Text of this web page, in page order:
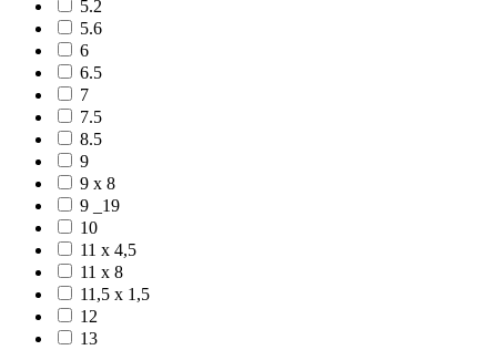
5.2
5.6
6
6.5
7
7.5
8.5
9
9 x 8
9 _19
10
11 x 4,5
11 x 8
11,5 x 1,5
12
13